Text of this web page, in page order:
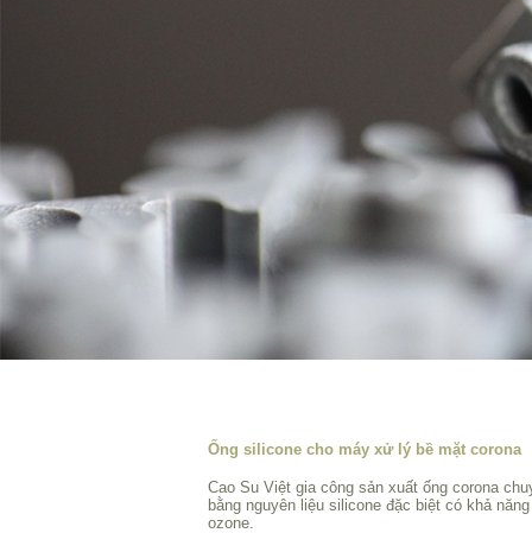
Ống silicone cho máy xử lý bề mặt corona
Cao Su Việt gia công sản xuất ống corona
bằng nguyên liệu silicone đặc biệt có khả
ozone.